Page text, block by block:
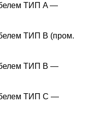
ТИП A —
ТИП B (пром.
ТИП B —
ТИП C —